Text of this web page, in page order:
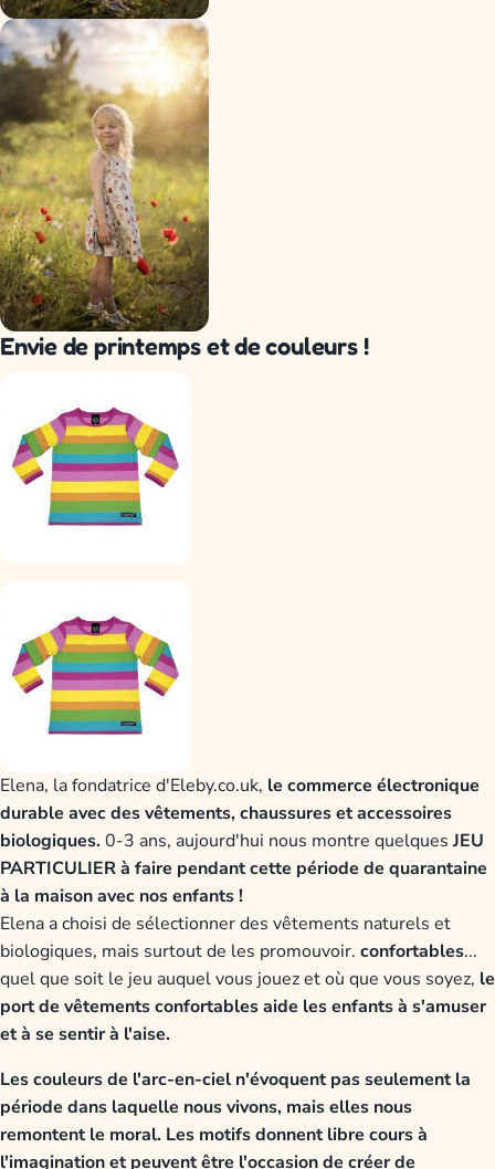
Envie de printemps et de couleurs !
Elena, la fondatrice d'Eleby.co.uk, le commerce électronique
durable avec des vêtements, chaussures et accessoires
biologiques.0-3 ans, aujourd'hui nous montre quelques JEU
PARTICULIER à faire pendant cette période de quarantaine
à la maison avec nos enfants !
Elena a choisi de sélectionner des vêtements naturels et
biologiques, mais surtout de les promouvoir. confortables...
quel que soit le jeu auquel vous jouez et où que vous soyez, le
port de vêtements confortables aide les enfants à s'amuser
et à se sentir à l'aise.
Les couleurs de l'arc-en-ciel n'évoquent pas seulement la
période dans laquelle nous vivons, mais elles nous
remontent le moral. Les motifs donnent libre cours à
l'imagination et peuvent être l'occasion de créer de